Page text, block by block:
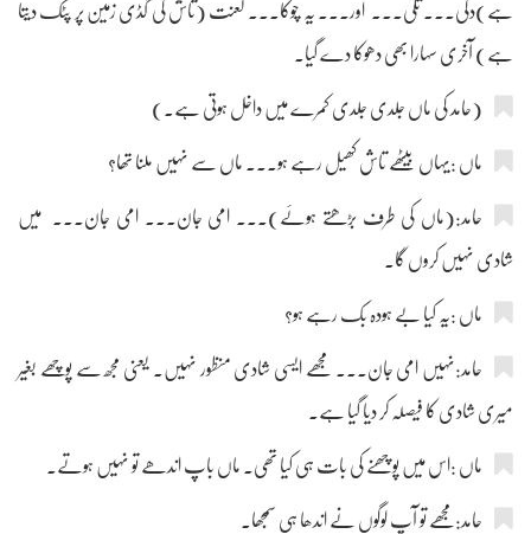
ہے)دکی۔۔۔ تکی۔۔۔ اور۔۔۔ یہ چوکا۔۔۔ لعنت (تاش کی گڈی زمین پر پٹک دیتا
ہے) آخری سہارا بھی دھوکا دے گیا۔
(حامد کی ماں جلدی جلدی کمرے میں داخل ہوتی ہے۔)
ماں :یہاں بیٹھے تاش کھیل رہے ہو۔۔۔ ماں سے نہیں ملنا تھا؟
حامد:(ماں کی طرف بڑھتے ہوئے)۔۔۔ امی جان۔۔۔ امی جان۔۔۔ میں
شادی نہیں کروں گا۔
ماں :یہ کیا بے ہودہ بک رہے ہو؟
حامد:نہیں امی جان۔۔۔ مجھے ایسی شادی منظور نہیں۔ یعنی مجھ سے پوچھے بغیر
میری شادی کا فیصلہ کر دیا گیا ہے۔
ماں :اس میں پوچھنے کی بات ہی کیا تھی۔ ماں باپ اندھے تو نہیں ہوتے۔
حامد:مجھے تو آپ لوگوں نے اندھا ہی سمجھا۔